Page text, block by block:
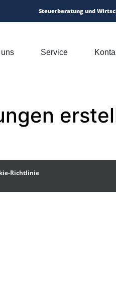
Steuerberatung und
Service
Richtlinie